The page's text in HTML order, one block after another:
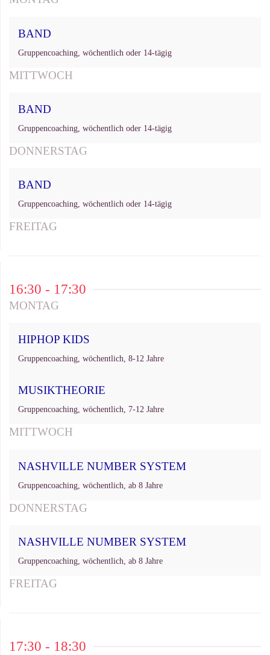
BAND
Gruppencoaching, wöchentlich oder 14-tägig
MITTWOCH
BAND
Gruppencoaching, wöchentlich oder 14-tägig
DONNERSTAG
BAND
Gruppencoaching, wöchentlich oder 14-tägig
FREITAG
16:30 - 17:30
MONTAG
HIPHOP KIDS
Gruppencoaching, wöchentlich, 8-12 Jahre
MUSIKTHEORIE
Gruppencoaching, wöchentlich, 7-12 Jahre
MITTWOCH
NASHVILLE NUMBER SYSTEM
Gruppencoaching, wöchentlich, ab 8 Jahre
DONNERSTAG
NASHVILLE NUMBER SYSTEM
Gruppencoaching, wöchentlich, ab 8 Jahre
FREITAG
17:30 - 18:30